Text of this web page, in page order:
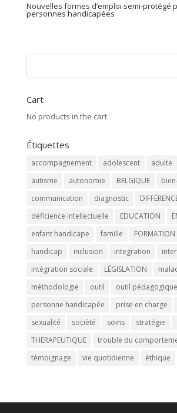
Nouvelles formes d’emploi semi-protégé
personnes handicapées
Cart
No products in the cart.
Étiquettes
accompagnement adolescent adulte
autisme
autonomie BELGIQUE
communication
diagnostic
déficience intellectuelle
EDUCATION
enfant handicape
famille FORMATION
handicap
inclusion integration
intégration sociale
LÉGISLATION
méthodologie
outil outil pédagogique
personne handicapée
prise en charge
sexualité
société soins stratégie
THERAPEUTIQUE
trouble du
témoignage
vie quotidienne éthique